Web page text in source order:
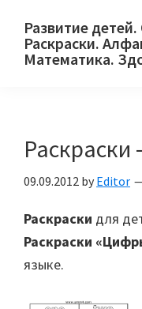
primary
main
primary
Развитие
Раскраски.
Математика.
и
родителей.
09.09.2012 by Editor
Раскраски для
Раскраски
языке.